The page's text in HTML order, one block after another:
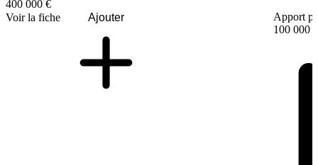
400 000 €
Voir la fiche
Ajouter
Apport
100 000 €